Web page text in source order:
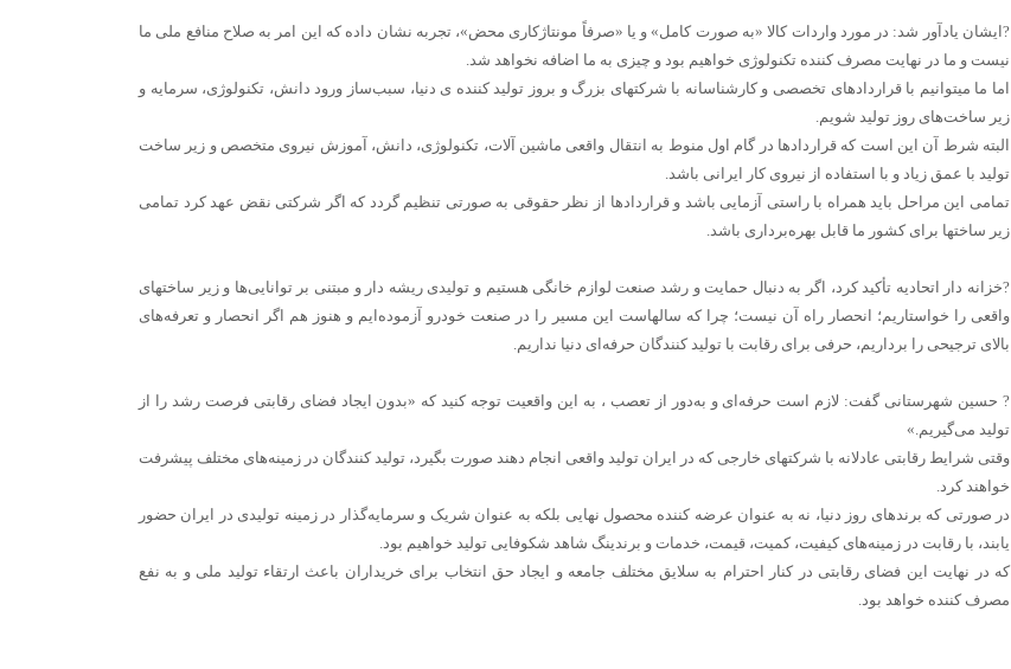
?ایشان یادآور شد: در مورد واردات کالا «به صورت کامل» و یا «صرفاً مونتاژ‌کاری محض»، تجربه نشان داده که این امر به ‌صلاح منافع ملی ما
نیست و ما در نهایت مصرف کننده تکنولوژی خواهیم بود و چیزی به ما اضافه نخواهد شد.
اما ما میتوانیم با قراردادهای تخصصی و کارشناسانه با شرکتهای بزرگ و بروز تولید کننده ی دنیا، سبب‌ساز ورود دانش، تکنولوژی، سرمایه و
زیر ساخت‌های روز تولید شویم.
البته شرط آن این است که قرارداد‌ها در گام اول منوط به انتقال واقعی ماشین آلات، تکنولوژی، دانش، آموزش نیروی متخصص و زیر ساخت
تولید با عمق زیاد و با استفاده از نیروی کار ایرانی باشد.
تمامی این مراحل باید همراه با راستی آزمایی باشد و قرارداد‌ها از نظر حقوقی به صورتی تنظیم گردد که اگر شرکتی نقض عهد کرد تمامی
زیر ساختها برای کشور ما قابل بهره‌برداری باشد.
?خزانه دار اتحادیه تأکید کرد، اگر به دنبال حمایت و رشد صنعت لوازم خانگی هستیم و تولیدی ریشه دار و مبتنی بر توانایی‌ها و زیر ساختهای
واقعی را خواستاریم؛ انحصار راه آن نیست؛ چرا که سالهاست این مسیر را در صنعت خودرو آزموده‌ایم و هنوز هم اگر انحصار و تعرفه‌های
بالای ترجیحی را برداریم، حرفی برای رقابت با تولید کنندگان حرفه‌ای دنیا نداریم.
? حسین شهرستانی گفت: لازم است حرفه‌ای و به‌دور از تعصب ، به این واقعیت توجه کنید که «بدون ایجاد فضای رقابتی فرصت رشد را از
تولید می‌گیریم.»
وقتی شرایط رقابتی عادلانه با شرکتهای خارجی که در ایران تولید واقعی انجام دهند صورت بگیرد، تولید کنندگان در زمینه‌های مختلف پیشرفت
خواهند کرد.
در صورتی که برندهای روز دنیا، نه به عنوان عرضه کننده محصول نهایی بلکه به عنوان شریک و سرمایه‌گذار در زمینه تولیدی در ایران حضور
یابند، با رقابت در زمینه‌های کیفیت، کمیت، قیمت، خدمات و برندینگ شاهد شکوفایی تولید خواهیم بود.
که در نهایت این فضای رقابتی در کنار احترام به سلایق مختلف جامعه و ایجاد حق انتخاب برای خریداران باعث ارتقاء تولید ملی و به نفع
مصرف کننده خواهد بود.